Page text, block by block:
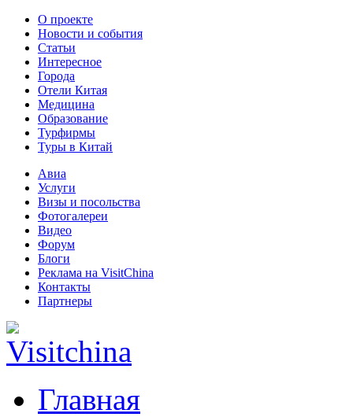
О проекте
Новости и события
Статьи
Интересное
Города
Отели Китая
Медицина
Образование
Турфирмы
Туры в Китай
Авиа
Услуги
Визы и посольства
Фотогалереи
Видео
Форум
Блоги
Реклама на VisitChina
Контакты
Партнеры
Главная